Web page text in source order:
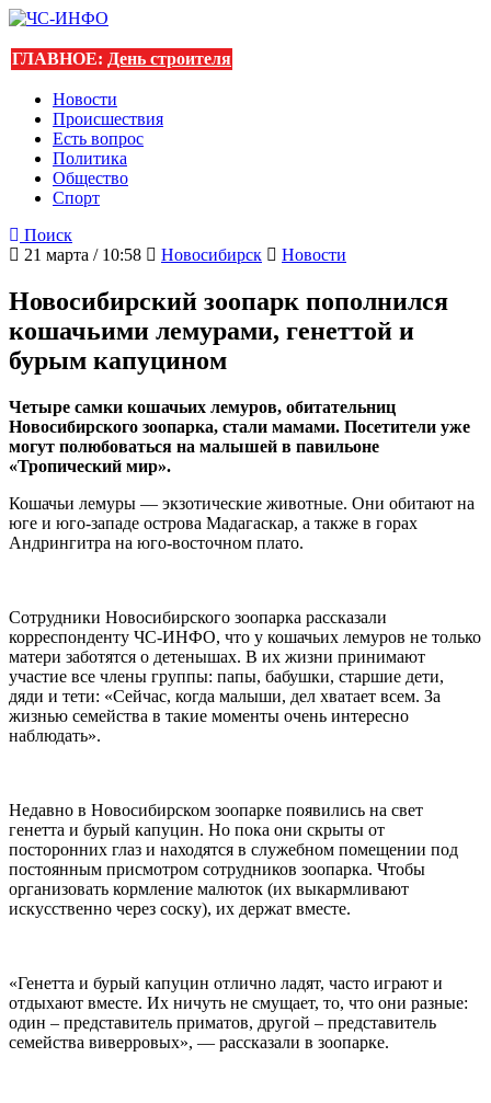
ГЛАВНОЕ: День строителя
Новости
Происшествия
Есть вопрос
Политика
Общество
Спорт
Поиск
21 марта / 10:58
Новосибирск Новости
Новосибирский зоопарк пополнился
кошачьими лемурами, генеттой и
бурым капуцином
Четыре самки кошачьих лемуров, обитательниц
Новосибирского зоопарка, стали мамами. Посетители уже
могут полюбоваться на малышей в павильоне
«Тропический мир».
Кошачьи лемуры — экзотические животные. Они обитают на
юге и юго-западе острова Мадагаскар, а также в горах
Андрингитра на юго-восточном плато.
Сотрудники Новосибирского зоопарка рассказали
корреспонденту ЧС-ИНФО, что у кошачьих лемуров не только
матери заботятся о детенышах. В их жизни принимают
участие все члены группы: папы, бабушки, старшие дети,
дяди и тети: «Сейчас, когда малыши, дел хватает всем. За
жизнью семейства в такие моменты очень интересно
наблюдать».
Недавно в Новосибирском зоопарке появились на свет
генетта и бурый капуцин. Но пока они скрыты от
посторонних глаз и находятся в служебном помещении под
постоянным присмотром сотрудников зоопарка. Чтобы
организовать кормление малюток (их выкармливают
искусственно через соску), их держат вместе.
«Генетта и бурый капуцин отлично ладят, часто играют и
отдыхают вместе. Их ничуть не смущает, то, что они разные:
один – представитель приматов, другой – представитель
семейства виверровых», — рассказали в зоопарке.